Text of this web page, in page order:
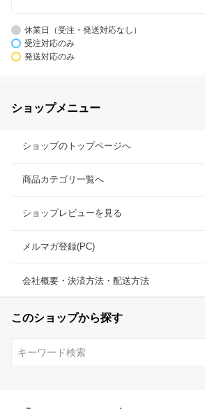
休業日（受注・発送対応なし）
受注対応のみ
発送対応のみ
ショップメニュー
ショップのトップページへ
商品カテゴリ一覧へ
ショップレビューを見る
メルマガ登録(PC)
会社概要・決済方法・配送方法
このショップから探す